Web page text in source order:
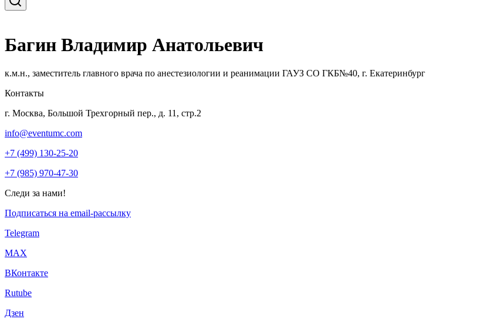
Багин Владимир Анатольевич
к.м.н., заместитель главного врача по анестезиологии и реанимации ГАУЗ СО ГКБ№40, г. Екатеринбург
Контакты
г. Москва, Большой Трехгорный пер., д. 11, стр.2
info@eventumc.com
+7 (499) 130-25-20
+7 (985) 970-47-30
Следи за нами!
Подписаться на email-рассылку
Telegram
МАХ
ВКонтакте
Rutube
Дзен